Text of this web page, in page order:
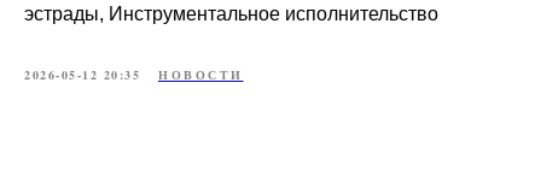
эстрады, Инструментальное исполнительство
2026-05-12 20:35 НОВОСТИ